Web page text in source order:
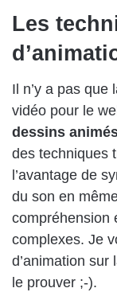
Les
Il n’y a pas que
vidéo pour le
dessins
des techniques
l’avantage de
du son en
compréhension
complexes. Je
d’animation
le prouver ;-).